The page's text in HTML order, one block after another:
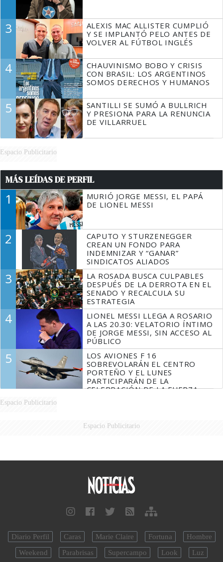
3
ALEXIS MAC ALLISTER CUMPLIÓ
Y SE IMPLANTÓ PELO ANTES DE
VOLVER AL FÚTBOL INGLÉS
4
CHAUVINISMO BOBO Y CRISIS
CON BRASIL: LOS ARGENTINOS
SOMOS DERECHOS Y HUMANOS
5
SANTILLI SE SUMÓ A BULLRICH
Y PRESIONA PARA LA RENUNCIA
DE VILLARRUEL
Espacio Publicitario
MÁS LEÍDAS DE PERFIL
1
MURIÓ JORGE MESSI, EL PAPÁ
DE LIONEL MESSI
2
CAPUTO Y STURZENEGGER
CREAN UN FONDO PARA
INDEMNIZAR Y “GANAR”
SINDICATOS ALIADOS
3
LA ROSADA BUSCA CULPABLES
DESPUÉS DE LA DERROTA EN EL
SENADO Y RECALCULA SU
ESTRATEGIA
4
LIONEL MESSI LLEGA A ROSARIO
A LAS 20.30: VELATORIO ÍNTIMO
DE JORGE MESSI, SIN ACCESO AL
PÚBLICO
5
LOS AVIONES F 16
SOBREVOLARÁN EL CENTRO
PORTEÑO Y EL LUNES
PARTICIPARÁN DE LA
CELEBRACIÓN DE LA FUERZA
Espacio Publicitario
Espacio Publicitario
Diario Perfil Caras Marie Claire Fortuna
Hombre
Weekend
Parabrisas Supercampo Look Luz